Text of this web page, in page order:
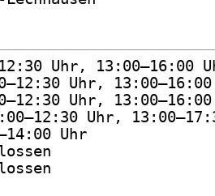
Uhr, 13:00–16:00
Uhr,
Uhr,
Uhr,
Uhr